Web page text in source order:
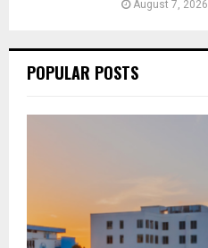
August 7, 2026
POPULAR POSTS